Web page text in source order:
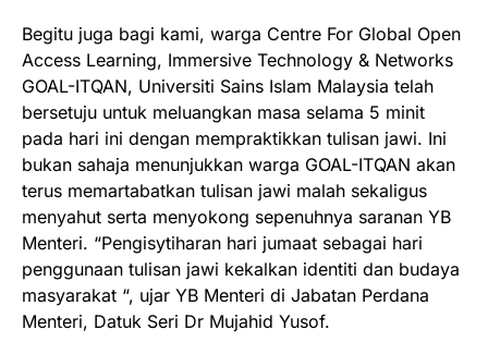
Begitu juga bagi kami, warga Centre For Global Open
Access Learning, Immersive Technology & Networks
GOAL-ITQAN, Universiti Sains Islam Malaysia telah
bersetuju untuk meluangkan masa selama 5 minit
pada hari ini dengan mempraktikkan tulisan jawi. Ini
bukan sahaja menunjukkan warga GOAL-ITQAN akan
terus memartabatkan tulisan jawi malah sekaligus
menyahut serta menyokong sepenuhnya saranan YB
Menteri. “Pengisytiharan hari jumaat sebagai hari
penggunaan tulisan jawi kekalkan identiti dan budaya
masyarakat “, ujar YB Menteri di Jabatan Perdana
Menteri, Datuk Seri Dr Mujahid Yusof.